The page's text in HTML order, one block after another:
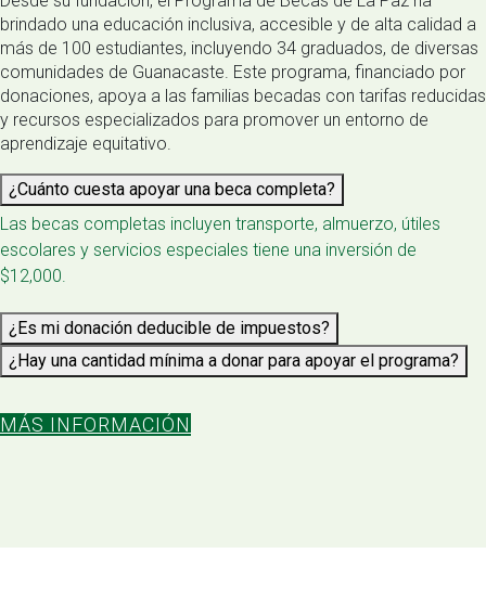
brindado una educación inclusiva, accesible y de alta calidad a
más de 100 estudiantes, incluyendo 34 graduados, de diversas
comunidades de Guanacaste. Este programa, financiado por
donaciones, apoya a las familias becadas con tarifas reducidas
y recursos especializados para promover un entorno de
aprendizaje equitativo.
¿Cuánto cuesta apoyar una beca completa?
Las becas completas incluyen transporte, almuerzo, útiles
escolares y servicios especiales tiene una inversión de
$12,000.
¿Es mi donación deducible de impuestos?
¿Hay una cantidad mínima a donar para apoyar el programa?
MÁS INFORMACIÓN